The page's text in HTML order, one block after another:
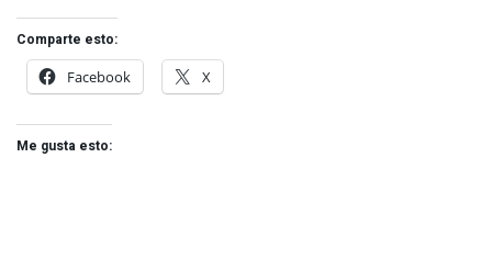
Comparte esto:
Facebook
X
Me gusta esto: